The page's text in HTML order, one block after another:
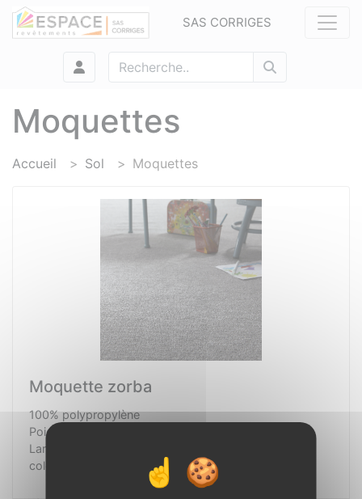
SAS CORRIGES
Moquettes
Accueil Sol Moquettes
Moquette zorba
100% polypropylène
Poids du velours : 300g/m²
Largeur 4m
coloris Anthracite
Panneau de gestion des cookies